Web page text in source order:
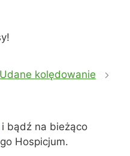
Udane kolędowanie
i bądź na bieżąco
Hospicjum.